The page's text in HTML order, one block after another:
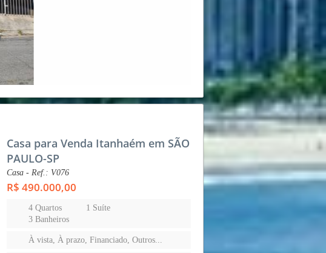
Casa para Venda Itanhaém em SÃO
PAULO-SP
Casa - Ref.: V076
R$ 490.000,00
4 Quartos
1 Suíte
3 Banheiros
À vista, À prazo, Financiado, Outros...